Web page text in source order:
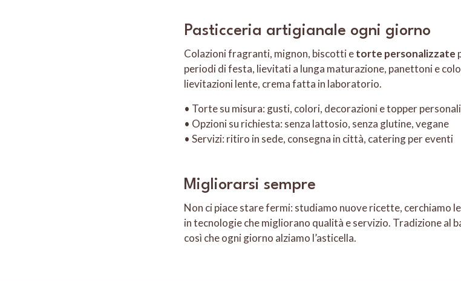
Pasticceria artigianale ogni giorno
Colazioni fragranti, mignon, biscotti etorte personalizzate
periodi di festa, lievitati a lunga maturazione, panettoni e
lievitazioni lente, crema fatta in laboratorio.
• Torte su misura: gusti, colori, decorazioni e topper
• Opzioni su richiesta: senza lattosio, senza glutine, vegane
• Servizi: ritiro in sede, consegna in città, catering per eventi
Migliorarsi sempre
Non ci piace stare fermi: studiamo nuove ricette, cerchiamo
in tecnologie che migliorano qualità e servizio. Tradizione al
così che ogni giorno alziamo l’asticella.